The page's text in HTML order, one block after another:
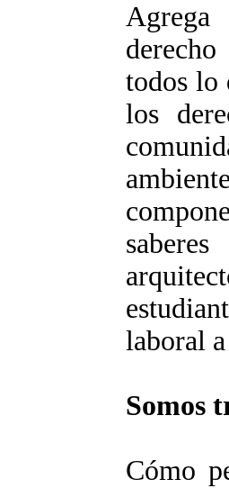
todos lo
los
laboral
Somos
Cómo